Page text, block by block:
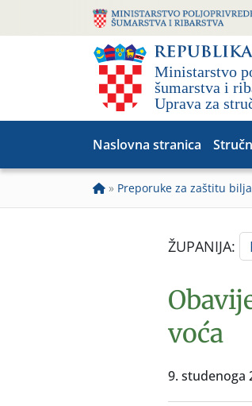
Naslovna stranica
» Preporuke za zaštitu bilja
ŽUPANIJA:
voća
9. studenoga